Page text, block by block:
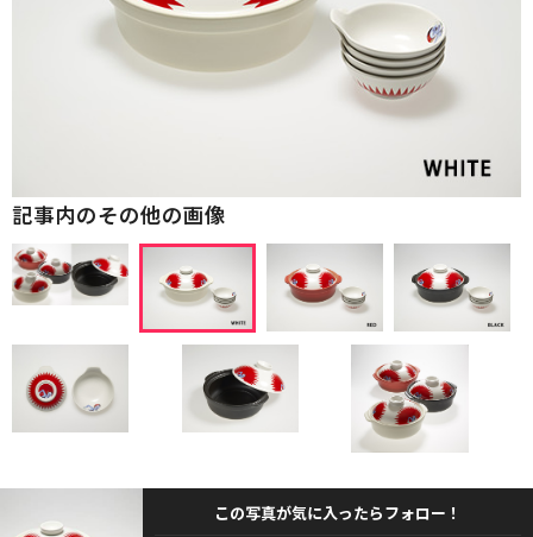
記事内のその他の画像
この写真が気に入ったらフォロー！